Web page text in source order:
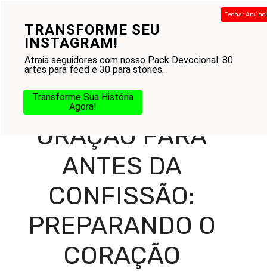
TRANSFORME SEU
INSTAGRAM!
Atraia seguidores com nosso Pack Devocional: 80
artes para feed e 30 para stories.
Transforme Sua História
Agora!
Fechar
conteúdo
Home-Blog-Práticas Cristãs-Oração
Antes da Confissão: Preparando o Coração
ORAÇÃO PARA
ANTES DA
CONFISSÃO:
PREPARANDO O
CORAÇÃO